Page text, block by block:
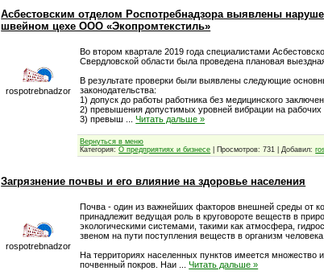
Асбестовским отделом Роспотребнадзора выявлены
швейном цехе ООО «Экопромтекстиль»
rospotrebnadzor
Во втором квартале 2019 года специалистами
Свердловской области была проведена плановая
В результате проверки были выявлены следующие
законодательства:
1) допуск до работы работника без медицинского
2) превышения допустимых уровней вибрации на рабочих
3) превыш
...Читать дальше »
Вернуться в меню
Категория:О предприятиях и бизнесе | Просмотров: 731 | Добавил:
Загрязнение почвы и его влияние на здоровье населения
rospotrebnadzor
Почва - один из важнейших факторов внешней среды от
принадлежит ведущая роль в круговороте веществ в
экологическими системами, такими как атмосфера,
звеном на пути поступления веществ в организм человека.
На территориях населенных пунктов имеется множество
почвенный покров. Наи
...Читать дальше »